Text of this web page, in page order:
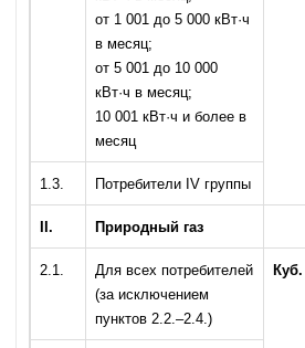
от 1 001 до 5 000 кВт·ч
в месяц;
от 5 001 до 10 000
кВт·ч в месяц;
10 001 кВт·ч и более в
месяц
1.3. Потребители IV группы
. Природный газ
2.1.
Для всех потребителей
(за исключением
пунктов 2.2.–2.4.)